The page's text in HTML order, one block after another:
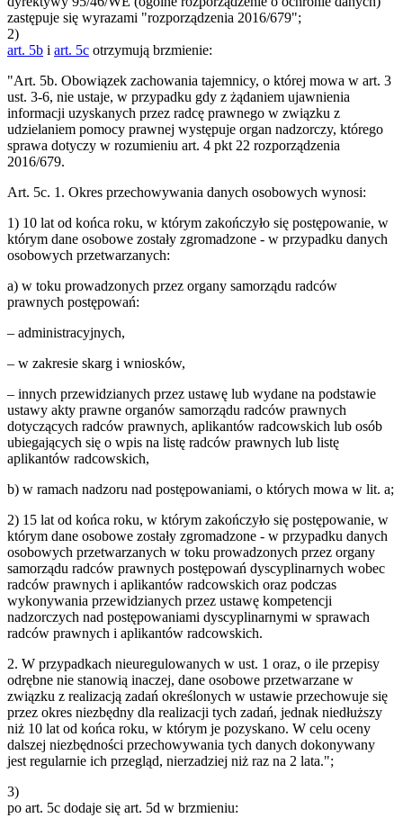
zastępuje się wyrazami "rozporządzenia 2016/679";
2)
art. 5b i art. 5c otrzymują brzmienie:
"Art. 5b. Obowiązek zachowania tajemnicy, o której mowa w art. 3
ust. 3-6, nie ustaje, w przypadku gdy z żądaniem ujawnienia
informacji uzyskanych przez radcę prawnego w związku z
udzielaniem pomocy prawnej występuje organ nadzorczy, którego
sprawa dotyczy w rozumieniu art. 4 pkt 22 rozporządzenia
2016/679.
Art. 5c. 1. Okres przechowywania danych osobowych wynosi:
1) 10 lat od końca roku, w którym zakończyło się postępowanie, w
którym dane osobowe zostały zgromadzone - w przypadku danych
osobowych przetwarzanych:
a) w toku prowadzonych przez organy samorządu radców
prawnych postępowań:
– administracyjnych,
– w zakresie skarg i wniosków,
– innych przewidzianych przez ustawę lub wydane na podstawie
ustawy akty prawne organów samorządu radców prawnych
dotyczących radców prawnych, aplikantów radcowskich lub osób
ubiegających się o wpis na listę radców prawnych lub listę
aplikantów radcowskich,
b) w ramach nadzoru nad postępowaniami, o których mowa w lit. a;
2) 15 lat od końca roku, w którym zakończyło się postępowanie, w
którym dane osobowe zostały zgromadzone - w przypadku danych
osobowych przetwarzanych w toku prowadzonych przez organy
samorządu radców prawnych postępowań dyscyplinarnych wobec
radców prawnych i aplikantów radcowskich oraz podczas
wykonywania przewidzianych przez ustawę kompetencji
nadzorczych nad postępowaniami dyscyplinarnymi w sprawach
radców prawnych i aplikantów radcowskich.
2. W przypadkach nieuregulowanych w ust. 1 oraz, o ile przepisy
odrębne nie stanowią inaczej, dane osobowe przetwarzane w
związku z realizacją zadań określonych w ustawie przechowuje się
przez okres niezbędny dla realizacji tych zadań, jednak niedłuższy
niż 10 lat od końca roku, w którym je pozyskano. W celu oceny
dalszej niezbędności przechowywania tych danych dokonywany
jest regularnie ich przegląd, nierzadziej niż raz na 2 lata.";
3)
po art. 5c dodaje się art. 5d w brzmieniu: